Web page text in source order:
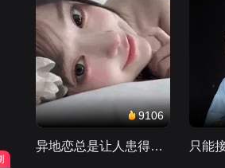
9106
异地恋总是让人患得患失。。。